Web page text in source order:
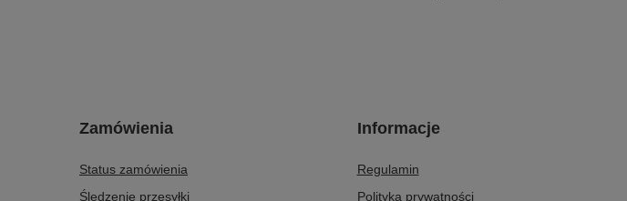
Zamówienia
Status zamówienia
Śledzenie przesyłki
Informacje
Regulamin
Polityka prywatności